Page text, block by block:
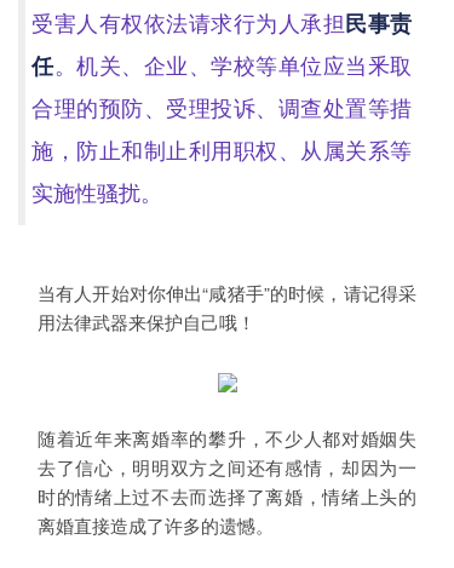
受害人有权依法请求行为人承担民事责
任。机关、企业、学校等单位应当釆取
合理的预防、受理投诉、调查处置等措
施，防止和制止利用职权、从属关系等
实施性骚扰。
当有人开始对你伸出“咸猪手”的时候，请记得采
用法律武器来保护自己哦！
随着近年来离婚率的攀升，不少人都对婚姻失
去了信心，明明双方之间还有感情，却因为一
时的情绪上过不去而选择了离婚，情绪上头的
离婚直接造成了许多的遗憾。